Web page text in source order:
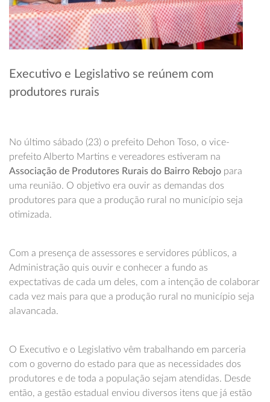
Executivo e Legislativo se reúnem com
produtores rurais
No último sábado (23) o prefeito Dehon Toso, o vice-
prefeito Alberto Martins e vereadores estiveram na
Associação de Produtores Rurais do Bairro Rebojo para
uma reunião. O objetivo era ouvir as demandas dos
produtores para que a produção rural no município seja
otimizada.
Com a presença de assessores e servidores públicos, a
Administração quis ouvir e conhecer a fundo as
expectativas de cada um deles, com a intenção de colaborar
cada vez mais para que a produção rural no município seja
alavancada.
O Executivo e o Legislativo vêm trabalhando em parceria
com o governo do estado para que as necessidades dos
produtores e de toda a população sejam atendidas. Desde
então, a gestão estadual enviou diversos itens que já estão